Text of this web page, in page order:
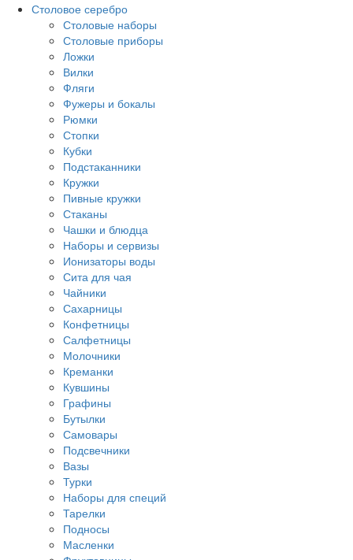
Столовое серебро
Столовые наборы
Столовые приборы
Ложки
Вилки
Фляги
Фужеры и бокалы
Рюмки
Стопки
Кубки
Подстаканники
Кружки
Пивные кружки
Стаканы
Чашки и блюдца
Наборы и сервизы
Ионизаторы воды
Сита для чая
Чайники
Сахарницы
Конфетницы
Салфетницы
Молочники
Креманки
Кувшины
Графины
Бутылки
Самовары
Подсвечники
Вазы
Турки
Наборы для специй
Тарелки
Подносы
Масленки